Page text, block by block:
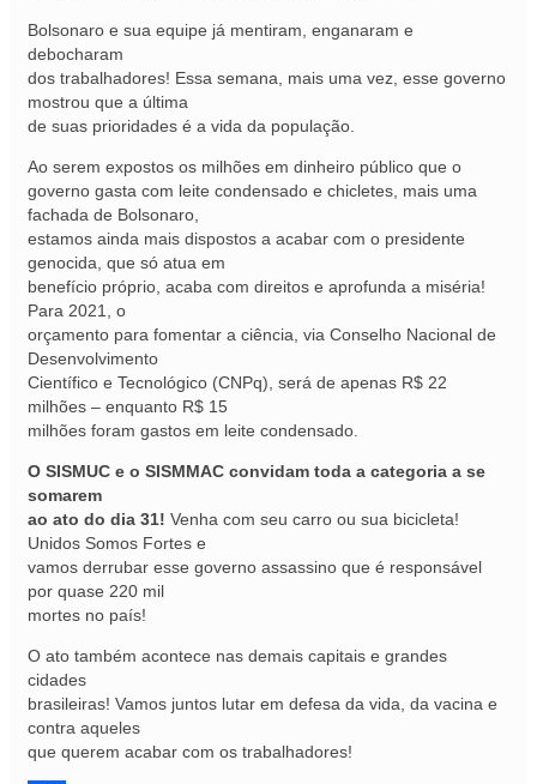
Bolsonaro e sua equipe já mentiram, enganaram e
debocharam
dos trabalhadores! Essa semana, mais uma vez, esse governo
mostrou que a última
de suas prioridades é a vida da população.
Ao serem expostos os milhões em dinheiro público que o
governo gasta com leite condensado e chicletes, mais uma
fachada de Bolsonaro,
estamos ainda mais dispostos a acabar com o presidente
genocida, que só atua em
benefício próprio, acaba com direitos e aprofunda a miséria!
Para 2021, o
orçamento para fomentar a ciência, via Conselho Nacional de
Desenvolvimento
Científico e Tecnológico (CNPq), será de apenas R$ 22
milhões – enquanto R$ 15
milhões foram gastos em leite condensado.
O SISMUC e o SISMMAC convidam toda a categoria a se
somarem
ao ato do dia 31! Venha com seu carro ou sua bicicleta!
Unidos Somos Fortes e
vamos derrubar esse governo assassino que é responsável
por quase 220 mil
mortes no país!
O ato também acontece nas demais capitais e grandes
cidades
brasileiras! Vamos juntos lutar em defesa da vida, da vacina e
contra aqueles
que querem acabar com os trabalhadores!